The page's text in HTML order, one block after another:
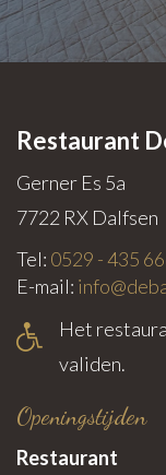
Restaurant
Gerner Es 5a
7722 RX Dalfsen
Tel: 0529 - 435
E-mail:
Het
validen.
Openingstijden
Restaurant